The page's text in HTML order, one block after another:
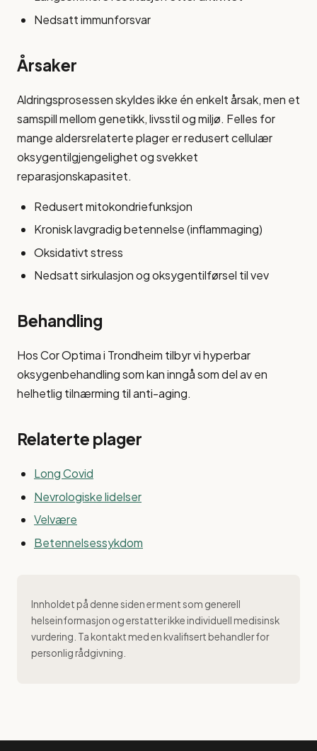
Nedsatt immunforsvar
Årsaker
Aldringsprosessen skyldes ikke én enkelt årsak, men et
samspill mellom genetikk, livsstil og miljø. Felles for
mange aldersrelaterte plager er redusert cellulær
oksygentilgjengelighet og svekket
reparasjonskapasitet.
Redusert mitokondriefunksjon
Kronisk lavgradig betennelse (inflammaging)
Oksidativt stress
Nedsatt sirkulasjon og oksygentilførsel til vev
Behandling
Hos Cor Optima i Trondheim tilbyr vi hyperbar
oksygenbehandling som kan inngå som del av en
helhetlig tilnærming til anti-aging.
Relaterte plager
Long Covid
Nevrologiske lidelser
Velvære
Betennelsessykdom
Innholdet på denne siden er ment som generell
helseinformasjon og erstatter ikke individuell medisinsk
vurdering. Ta kontakt med en kvalifisert behandler for
personlig rådgivning.